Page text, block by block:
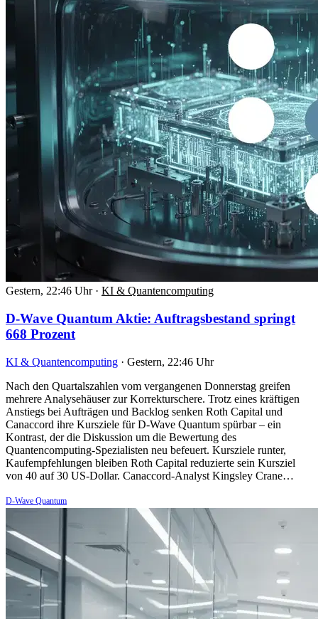
Gestern, 22:46 Uhr · KI & Quantencomputing
D-Wave Quantum Aktie: Auftragsbestand springt
668 Prozent
KI & Quantencomputing · Gestern, 22:46 Uhr
Nach den Quartalszahlen vom vergangenen Donnerstag greifen
mehrere Analysehäuser zur Korrekturschere. Trotz eines kräftigen
Anstiegs bei Aufträgen und Backlog senken Roth Capital und
Canaccord ihre Kursziele für D-Wave Quantum spürbar – ein
Kontrast, der die Diskussion um die Bewertung des
Quantencomputing-Spezialisten neu befeuert. Kursziele runter,
Kaufempfehlungen bleiben Roth Capital reduzierte sein Kursziel
von 40 auf 30 US-Dollar. Canaccord-Analyst Kingsley Crane…
D-Wave Quantum